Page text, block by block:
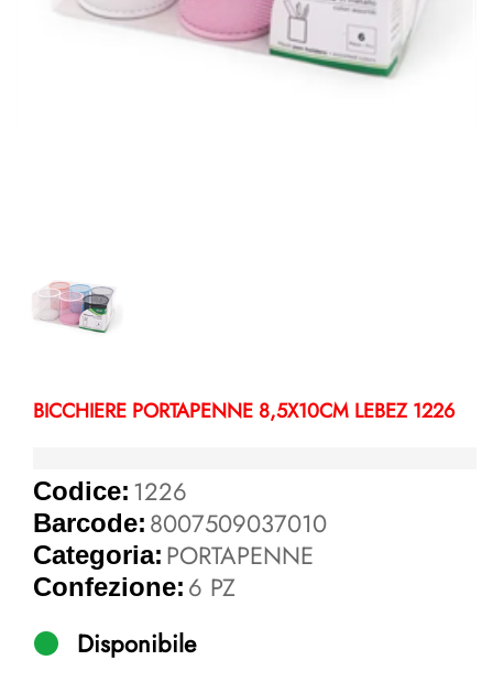
BICCHIERE PORTAPENNE 8,5X10CM LEBEZ 1226
Codice: 1226
Barcode: 8007509037010
Categoria: PORTAPENNE
Confezione: 6 PZ
Disponibile